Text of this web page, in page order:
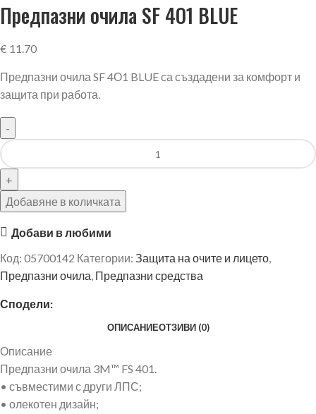
Предпазни очила SF 4О1 BLUE
€ 11.70
Предпазни очила SF 4О1 BLUE са създадени за комфорт и
защита при работа.
Добавяне в количката
Добави в любими
Код: 05700142 Категории: Защита на очите и лицето,
Предпазни очила, Предпазни средства
Сподели:
ОПИСАНИЕОТЗИВИ (0)
Описание
Предпазни очила 3M™ FS 401.
• съвместими с други ЛПС;
• олекотен дизайн;